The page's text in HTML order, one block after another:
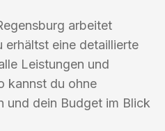
arbeitet
erhältst eine detaillierte
Leistungen und
kannst du ohne
und dein Budget im Blick